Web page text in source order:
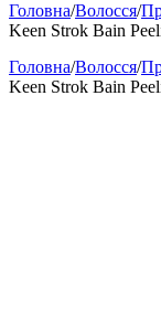
Головна/Волосся/
Keen Strok Bain
Головна/Волосся/
Keen Strok Bain